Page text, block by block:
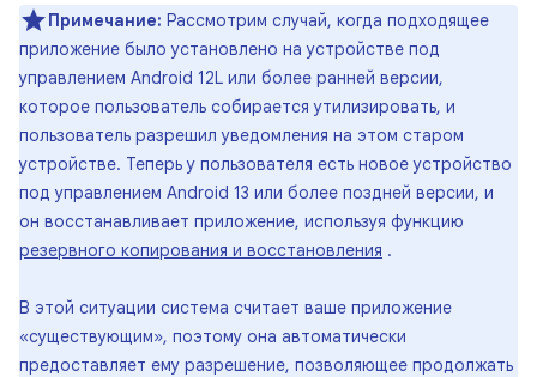
Примечание: Рассмотрим случай, когда подходящее
приложение было установлено на устройстве под
управлением Android 12L или более ранней версии,
которое пользователь собирается утилизировать, и
пользователь разрешил уведомления на этом старом
устройстве. Теперь у пользователя есть новое устройство
под управлением Android 13 или более поздней версии, и
он восстанавливает приложение, используя функцию
резервного копирования и восстановления .
В этой ситуации система считает ваше приложение
«существующим», поэтому она автоматически
предоставляет ему разрешение, позволяющее продолжать